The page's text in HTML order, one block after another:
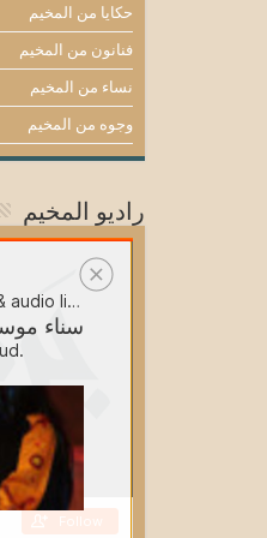
حكايا من المخيم
فنانون من المخيم
نساء من المخيم
وجوه من المخيم
راديو المخيم